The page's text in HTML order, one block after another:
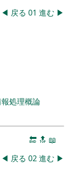
◀ 戻る 01 進む ▶
処理概論
🔚 🔝 📖
◀ 戻る 02進む ▶